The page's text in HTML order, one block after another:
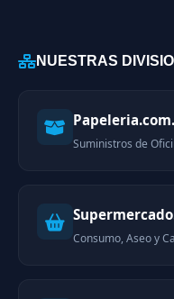
NUESTRAS
Suministros de
Consumo, Aseo y